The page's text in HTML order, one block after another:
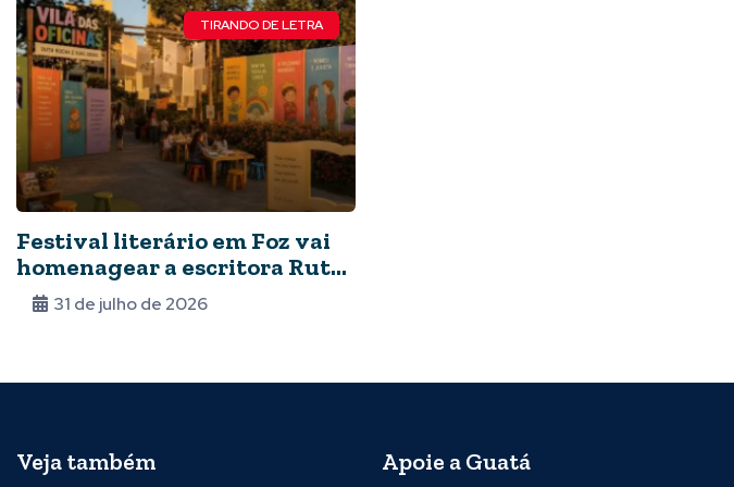
TIRANDO DE LETRA
Festival literário em Foz vai
homenagear a escritora Ruth
Rocha
31 de julho de 2026
Veja também Apoie a Guatá